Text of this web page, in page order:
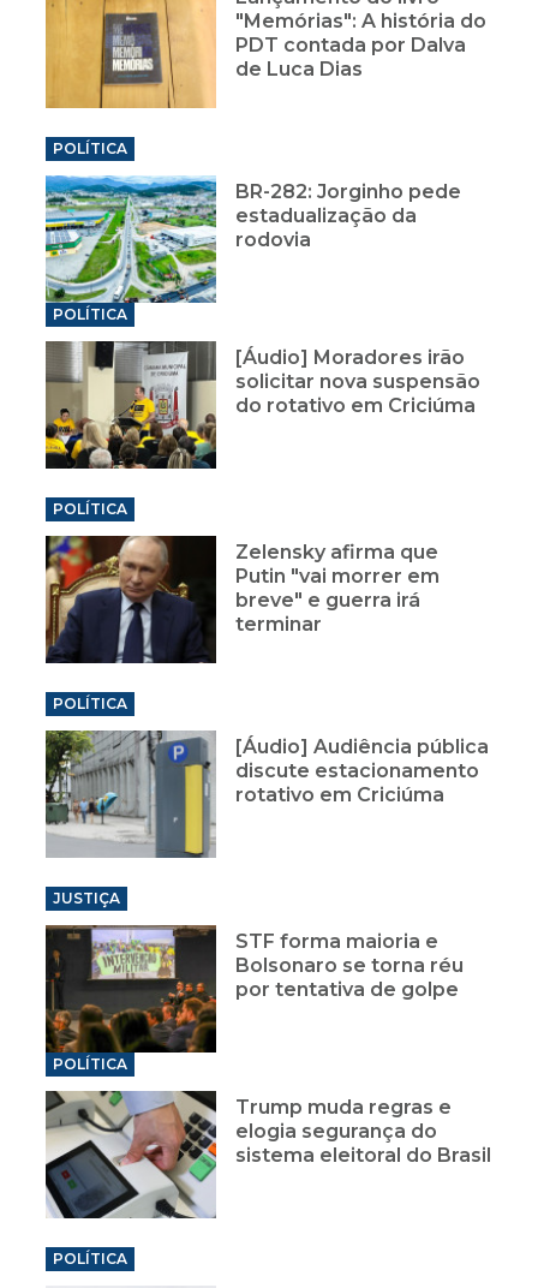
"Memórias": A história do
PDT contada por Dalva
de Luca Dias
POLÍTICA
BR-282: Jorginho pede
estadualização da
rodovia
POLÍTICA
[Áudio] Moradores irão
solicitar nova suspensão
do rotativo em Criciúma
POLÍTICA
Zelensky afirma que
Putin "vai morrer em
breve" e guerra irá
terminar
POLÍTICA
[Áudio] Audiência pública
discute estacionamento
rotativo em Criciúma
JUSTIÇA
STF forma maioria e
Bolsonaro se torna réu
por tentativa de golpe
POLÍTICA
Trump muda regras e
elogia segurança do
sistema eleitoral do Brasil
POLÍTICA